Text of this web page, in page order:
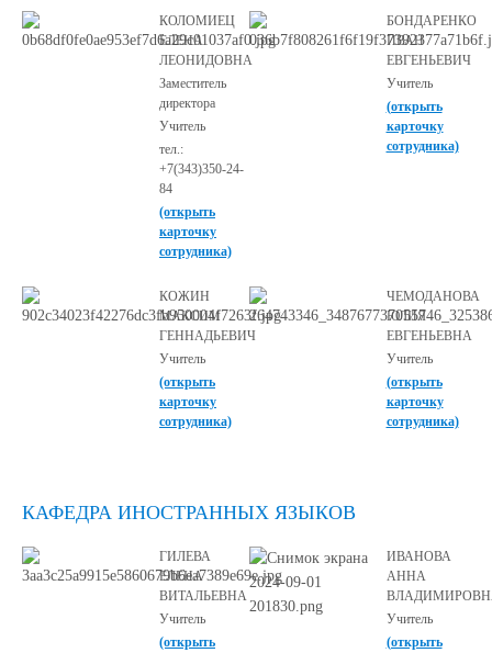
КОЛОМИЕЦ
ЕЛЕНА
ЛЕОНИДОВНА
Заместитель
директора
Учитель
тел.:
+7(343)350-24-
84
(открыть
карточку
сотрудника)
БОНДАРЕНКО
ИВАН
ЕВГЕНЬЕВИЧ
Учитель
(открыть
карточку
сотрудника)
КОЖИН
МАКСИМ
ГЕННАДЬЕВИЧ
Учитель
(открыть
карточку
сотрудника)
ЧЕМОДАНОВА
ЮЛИЯ
ЕВГЕНЬЕВНА
Учитель
(открыть
карточку
сотрудника)
КАФЕДРА ИНОСТРАННЫХ ЯЗЫКОВ
ГИЛЕВА
ЕЛЕНА
ВИТАЛЬЕВНА
Учитель
(открыть
ИВАНОВА
АННА
Учитель
(открыть